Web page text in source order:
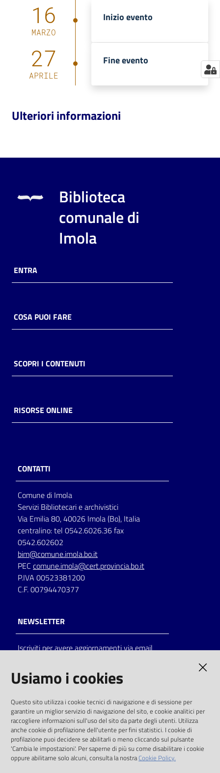
16
MARZO
Inizio evento
27
APRILE
Fine evento
Ulteriori informazioni
Biblioteca
comunale di
Imola
ENTRA
COSA PUOI FARE
SCOPRI I CONTENUTI
RISORSE ONLINE
CONTATTI
Comune di Imola
Servizi Bibliotecari e archivistici
Via Emilia 80, 40026 Imola (Bo), Italia
centralino: tel 0542.6026.36 fax
0542.602602
bim@comune.imola.bo.it
PEC comune.imola@cert.provincia.bo.it
P.IVA 00523381200
C.F. 00794470377
NEWSLETTER
Iscriviti per avere aggiornamenti via email
solo alle condizioni previste dalla direttiva
comunitaria 2003/98/CE e dal d.lgs. 36/2006
SOCIAL
Instagram
Usiamo i cookies
Questo sito utilizza i cookie tecnici di navigazione e di sessione per
garantire un miglior servizio di navigazione del sito, e cookie analitici per
raccogliere informazioni sull'uso del sito da parte degli utenti. Utilizza
anche cookie di profilazione dell'utente per fini statistici. I cookie di
profilazione puoi decidere se abilitarli o meno cliccando sul pulsante
'Cambia le impostazioni'. Per saperne di più su come disabilitare i cookie
oppure abilitarne solo alcuni, consulta la nostraCookie Policy.